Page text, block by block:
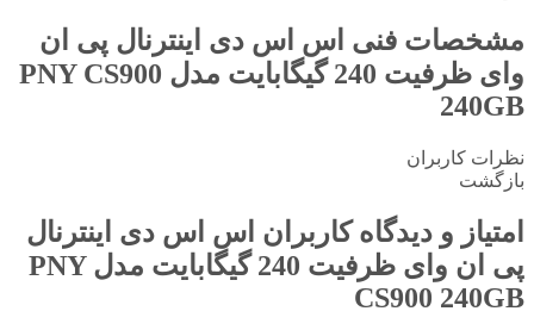
مشخصات فنی اس اس دی اینترنال پی ان
وای ظرفیت 240 گیگابایت مدل PNY CS900
240GB
نظرات کاربران
بازگشت
امتیاز و دیدگاه کاربران اس اس دی اینترنال
پی ان وای ظرفیت 240 گیگابایت مدل PNY
CS900 240GB